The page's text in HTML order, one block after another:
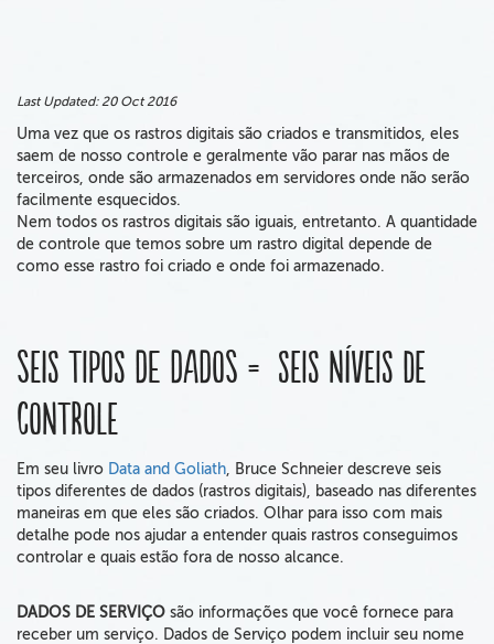
Last Updated:20 Oct 2016
Uma vez que os rastros digitais são criados e transmitidos, eles
saem de nosso controle e geralmente vão parar nas mãos de
terceiros, onde são armazenados em servidores onde não serão
facilmente esquecidos.
Nem todos os rastros digitais são iguais, entretanto. A quantidade
de controle que temos sobre um rastro digital depende de
como esse rastro foi criado e onde foi armazenado.
Seis tipos de dados = seis níveis de
controle
Em seu livro Data and Goliath, Bruce Schneier descreve seis
tipos diferentes de dados (rastros digitais), baseado nas diferentes
maneiras em que eles são criados. Olhar para isso com mais
detalhe pode nos ajudar a entender quais rastros conseguimos
controlar e quais estão fora de nosso alcance.
DADOS DE SERVIÇO são informações que você fornece para
receber um serviço. Dados de Serviço podem incluir seu nome